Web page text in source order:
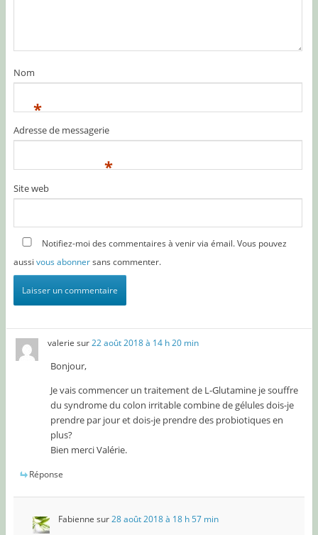
Nom
*
Adresse de messagerie
*
Site web
Notifiez-moi des commentaires à venir via émail. Vous pouvez
aussi vous abonnersans commenter.
valerie sur22 août 2018 à 14 h 20 min
Bonjour,
Je vais commencer un traitement de L-Glutamine je souffre
du syndrome du colon irritable combine de gélules dois-je
prendre par jour et dois-je prendre des probiotiques en
plus?
Bien merci Valérie.
Réponse
Fabienne sur28 août 2018 à 18 h 57 min